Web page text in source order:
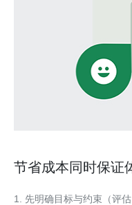
节省成本同时保证
1. 先明确目标与约束（评估） 列出你要的体验指标（例如：